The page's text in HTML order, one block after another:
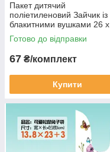
Пакет дитячий
поліетиленовий Зайчик із
блакитними вушками 26 х
15.5 см набір 10 шт
Готово до відправки
67 ₴/комплект
Купити